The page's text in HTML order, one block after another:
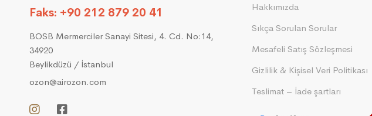
Faks: +90 212 879 20 41
BOSB Mermerciler Sanayi Sitesi, 4. Cd. No:14,
34920
Beylikdüzü / İstanbul
ozon@airozon.com
Hakkımızda
Sıkça Sorulan Sorular
Mesafeli Satış Sözleşmesi
Gizlilik & Kişisel Veri Politikası
Teslimat – İade şartları